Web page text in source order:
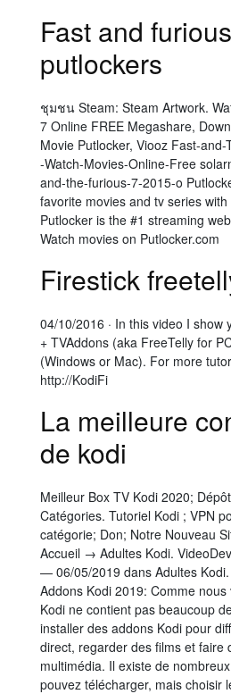
Fast and
putlockers
ชุมชน Steam: Steam Artwork.
7 Online FREE Megashare,
Movie Putlocker, Viooz Fast-
-Watch-Movies-Online-Free
and-the-furious-7-2015-o
favorite movies and tv series
Putlocker is the #1 streaming
Watch movies on Putlocker.com
Firestick
04/10/2016 · In this video I show
+ TVAddons (aka FreeTelly for
(Windows or Mac). For more
http://KodiFi
La meilleure
de kodi
Meilleur Box TV Kodi 2020;
Catégories. Tutoriel Kodi ; VPN
catégorie; Don; Notre Nouveau
Accueil → Adultes Kodi.
— 06/05/2019 dans Adultes
Addons Kodi 2019: Comme nous
Kodi ne contient pas beaucoup
installer des addons Kodi pour
direct, regarder des films et faire
multimédia. Il existe de
pouvez télécharger, mais choisir